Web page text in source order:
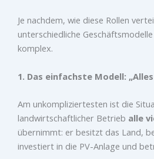
Je nachdem, wie diese Rollen
unterschiedliche
komplex.
1. Das einfachste Modell:
Am unkompliziertesten ist die
landwirtschaftlicher Betrieb alle
übernimmt: er besitzt das Land,
investiert in die PV-Anlage und